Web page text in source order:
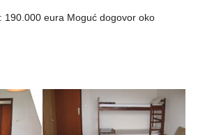
190.000 eura Moguć dogovor oko